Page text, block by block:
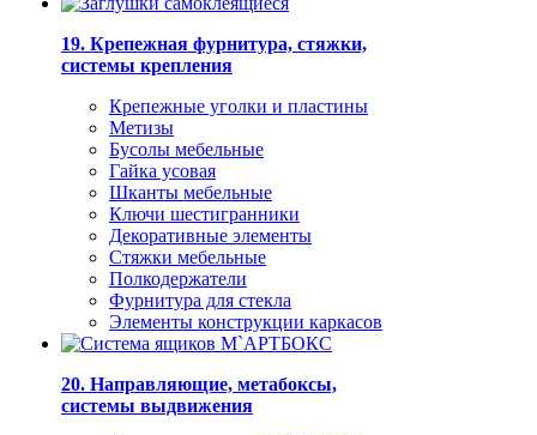
19. Крепежная фурнитура, стяжки,
системы крепления
Крепежные уголки и пластины
Метизы
Бусолы мебельные
Гайка усовая
Шканты мебельные
Ключи шестигранники
Декоративные элементы
Стяжки мебельные
Полкодержатели
Фурнитура для стекла
Элементы конструкции каркасов
20. Направляющие, метабоксы,
системы выдвижения